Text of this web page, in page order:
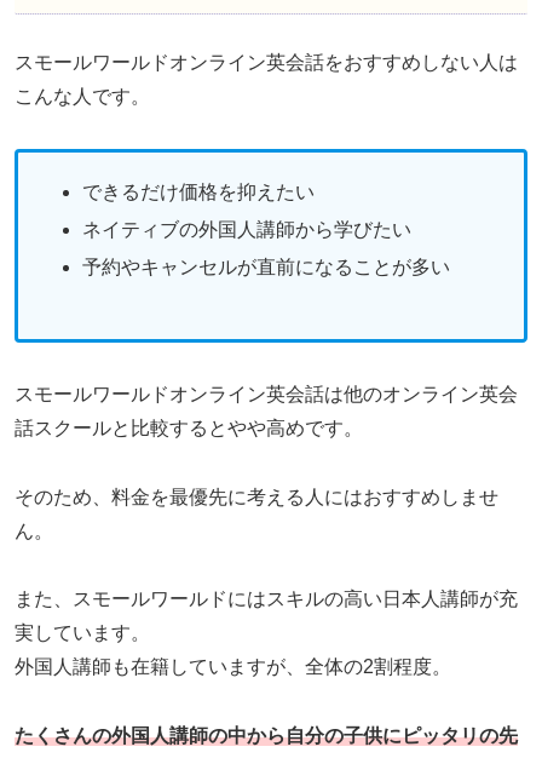
スモールワールドオンライン英会話をおすすめしない人は
こんな人です。
できるだけ価格を抑えたい
ネイティブの外国人講師から学びたい
予約やキャンセルが直前になることが多い
スモールワールドオンライン英会話は他のオンライン英会
話スクールと比較するとやや高めです。
そのため、料金を最優先に考える人にはおすすめしませ
ん。
また、スモールワールドにはスキルの高い日本人講師が充
実しています。
外国人講師も在籍していますが、全体の2割程度。
たくさんの外国人講師の中から自分の子供にピッタリの先